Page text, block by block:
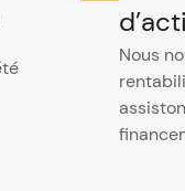
Nous